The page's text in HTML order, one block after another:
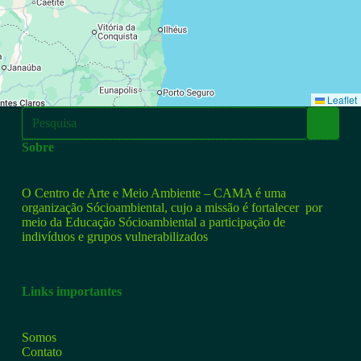
Leaflet
Sobre
O Centro de Arte e Meio Ambiente – CAMA é uma
organização Sócioambiental, cujo a missão é fortalecer por
meio da Educação Sócioambiental a participação de
indivíduos e grupos vulnerabilizados
Links importantes
Somos
Contato